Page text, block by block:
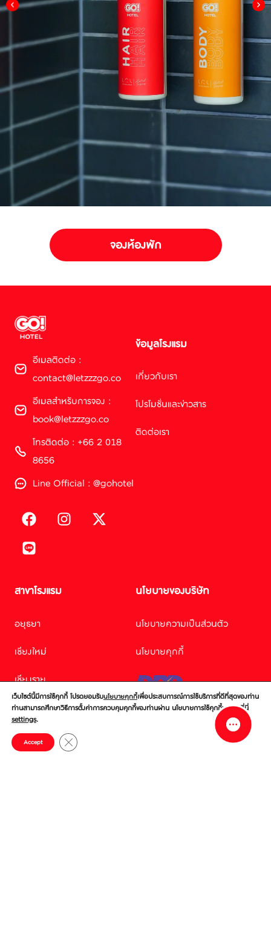
จองห้องพัก
อีเมลติดต่อ :
contact@letzzzgo.co
อีเมลสำหรับการจอง :
book@letzzzgo.co
โทรติดต่อ : +66 2 018
8656
Line Official : @gohotel
ข้อมูลโรงแรม
เกี่ยวกับเรา
โปรโมชั่นและข่าวสาร
ติดต่อเรา
สาขาโรงแรม
อยุธยา
เชียงใหม่
เชียงราย
นครสวรรค์
ขอนแก่น แคมปัส
นโยบายของบริษัท
นโยบายความเป็นส่วนตัว
นโยบายคุกกี้
by Central Pattana LifeXO
เว็บไซต์นี้มีการใช้คุกกี้ โปรดยอมรับนโยบายคุกกี้เพื่อประสบการณ์การใช้บริการที่ดีที่สุดของท่าน
ท่านสามารถศึกษาวิธีการตั้งค่าการควบคุมคุกกี้ของท่านผ่าน นโยบายการใช้คุกกี้ของเราที่นี่
settings.
Accept Close GDPR Cookie Banner